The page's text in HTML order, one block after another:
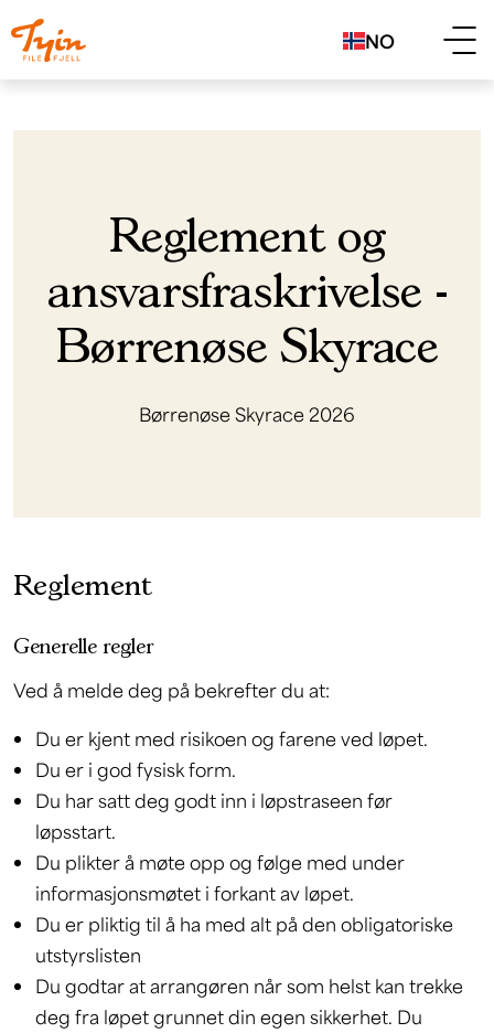
NO
Reglement og
ansvarsfraskrivelse -
Børrenøse Skyrace
Børrenøse Skyrace 2026
Reglement
Generelle regler
Ved å melde deg på bekrefter du at:
Du er kjent med risikoen og farene ved løpet.
Du er i god fysisk form.
Du har satt deg godt inn i løpstraseen før
løpsstart.
Du plikter å møte opp og følge med under
informasjonsmøtet i forkant av løpet.
Du er pliktig til å ha med alt på den obligatoriske
utstyrslisten
Du godtar at arrangøren når som helst kan trekke
deg fra løpet grunnet din egen sikkerhet. Du